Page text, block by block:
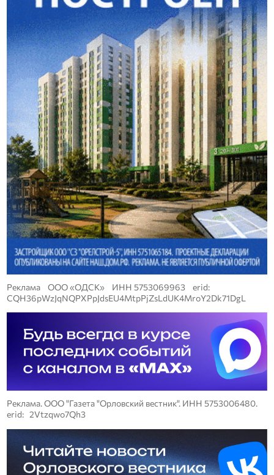
Реклама ООО «ОДСК» ИНН 5753069963 erid:
CQH36pWzJqNQPXPpJdsEU4MtpPjZsLdUK4MroY2Dk71DgL
Реклама. ООО "Газета "Орловский вестник". ИНН 5753006480.
erid: 2Vtzqwo7Qh3